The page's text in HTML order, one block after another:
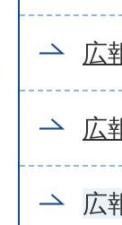
広
広
広